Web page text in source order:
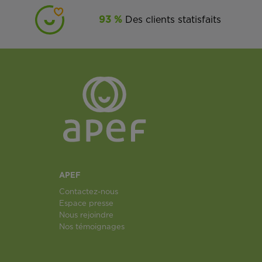
93 % Des clients statisfaits
APEF
Contactez-nous
Espace presse
Nous rejoindre
Nos témoignages